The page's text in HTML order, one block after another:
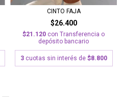
CINTO FAJA
$26.400
$21.120 con Transferencia o
depósito bancario
3 cuotas sin interés de $8.800